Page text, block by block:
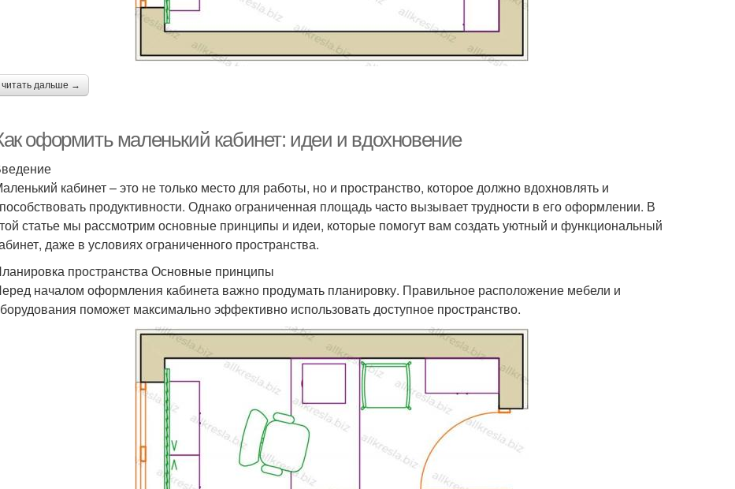
читать дальше →
оформить маленький кабинет: идеи и вдохновение
кабинет – это не только место для работы, но и пространство, которое должно вдохновлять и
продуктивности. Однако ограниченная площадь часто вызывает трудности в его оформлении. В
статье мы рассмотрим основные принципы и идеи, которые помогут вам создать уютный и функциональный
даже в условиях ограниченного пространства.
пространства Основные принципы
началом оформления кабинета важно продумать планировку. Правильное расположение мебели и
поможет максимально эффективно использовать доступное пространство.